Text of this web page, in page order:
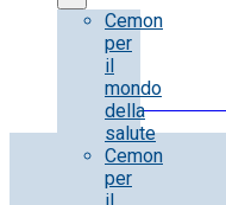
Cemon
per
il
mondo
della
salute
Cemon
per
11.50€ IVA inclusa